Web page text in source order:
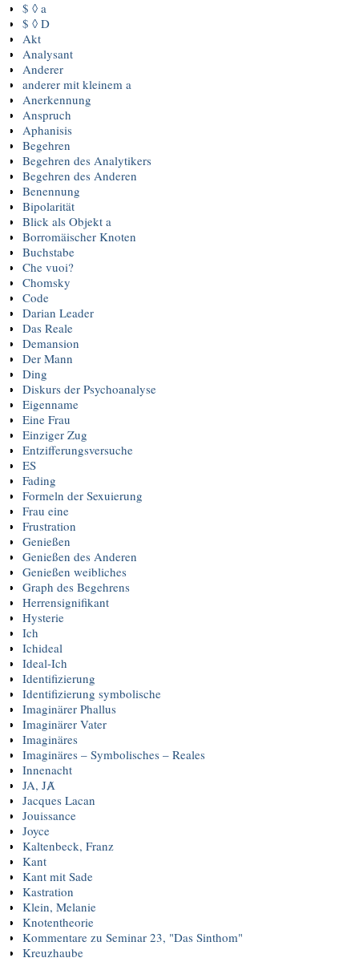
$ ◊ a
$ ◊ D
Akt
Analysant
Anderer
anderer mit kleinem a
Anerkennung
Anspruch
Aphanisis
Begehren
Begehren des Analytikers
Begehren des Anderen
Benennung
Bipolarität
Blick als Objekt a
Borromäischer Knoten
Buchstabe
Che vuoi?
Chomsky
Code
Darian Leader
Das Reale
Demansion
Der Mann
Ding
Diskurs der Psychoanalyse
Eigenname
Eine Frau
Einziger Zug
Entzifferungsversuche
ES
Fading
Formeln der Sexuierung
Frau eine
Frustration
Genießen
Genießen des Anderen
Genießen weibliches
Graph des Begehrens
Herrensignifikant
Hysterie
Ich
Ichideal
Ideal-Ich
Identifizierung
Identifizierung symbolische
Imaginärer Phallus
Imaginärer Vater
Imaginäres
Imaginäres – Symbolisches – Reales
Innenacht
JA, JȺ
Jacques Lacan
Jouissance
Joyce
Kaltenbeck, Franz
Kant
Kant mit Sade
Kastration
Klein, Melanie
Knotentheorie
Kommentare zu Seminar 23, "Das Sinthom"
Kreuzhaube